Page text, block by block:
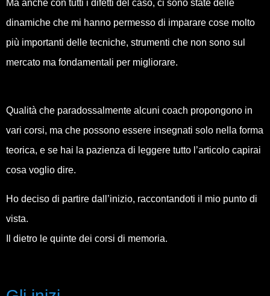
Ma anche con tutti i difetti del caso, ci sono state delle
dinamiche che mi hanno permesso di imparare cose molto
più importanti delle tecniche, strumenti che non sono sul
mercato ma fondamentali per migliorare.
Qualità che paradossalmente alcuni coach propongono in
vari corsi, ma che possono essere insegnati solo nella forma
teorica, e se hai la pazienza di leggere tutto l’articolo capirai
cosa voglio dire.
Ho deciso di partire dall’inizio, raccontandoti il mio punto di
vista.
Il dietro le quinte dei corsi di memoria.